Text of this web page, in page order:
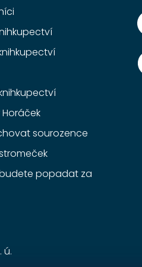
sourozence
popadat za
ú.